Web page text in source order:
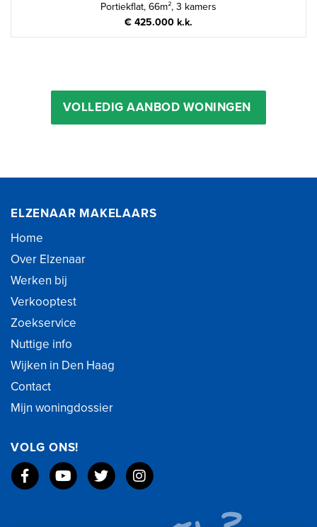
Portiekflat, 66m², 3 kamers
€ 425.000 k.k.
VOLLEDIG AANBOD WONINGEN
ELZENAAR MAKELAARS
Home
Over Elzenaar
Werken bij
Verkooptest
Zoekservice
Nuttige info
Wijken in Den Haag
Contact
Mijn woningdossier
VOLG ONS!